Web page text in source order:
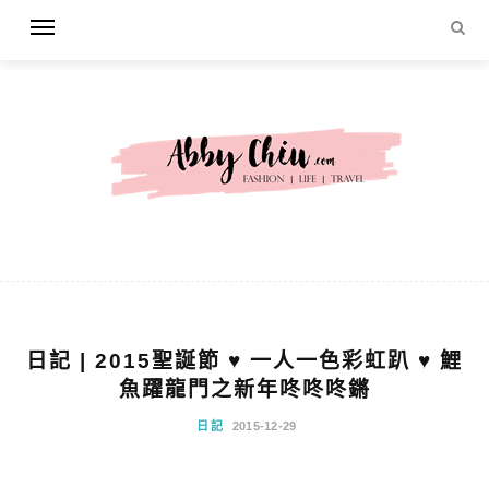
日記 | 2015聖誕節 ♥ 一人一色彩虹趴 ♥ 鯉
魚躍龍門之新年咚咚咚鏘
日記 2015-12-29